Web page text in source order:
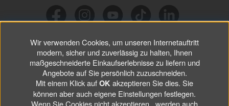
NEWSLETTER
Verpassen Sie keine Sonderaktionen, wichtigen Informationen und
nützlichen Tips.
Wir verwenden Cookies, um unseren Internetauftritt
modern, sicher und zuverlässig zu halten, Ihnen
maßgeschneiderte Einkaufserlebnisse zu liefern und
Angebote auf Sie persönlich zuzuschneiden.
Mit einem Klick aufOKakzeptieren Sie dies. Sie
können aber auch eigene Einstellungen festlegen.
Wenn Sie Cookies nicht akzeptieren, werden auch